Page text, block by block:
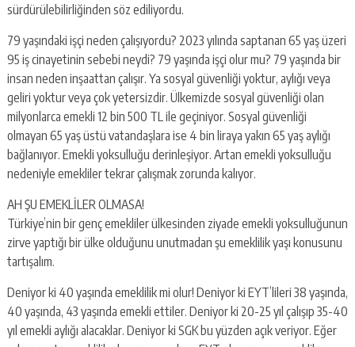
sürdürülebilirliğinden söz ediliyordu.
79 yaşındaki işçi neden çalışıyordu? 2023 yılında saptanan 65 yaş üzeri
95 iş cinayetinin sebebi neydi? 79 yaşında işçi olur mu? 79 yaşında bir
insan neden inşaattan çalışır. Ya sosyal güvenliği yoktur, aylığı veya
geliri yoktur veya çok yetersizdir. Ülkemizde sosyal güvenliği olan
milyonlarca emekli 12 bin 500 TL ile geçiniyor. Sosyal güvenliği
olmayan 65 yaş üstü vatandaşlara ise 4 bin liraya yakın 65 yaş aylığı
bağlanıyor. Emekli yoksulluğu derinleşiyor. Artan emekli yoksulluğu
nedeniyle emekliler tekrar çalışmak zorunda kalıyor.
AH ŞU EMEKLİLER OLMASA!
Türkiye’nin bir genç emekliler ülkesinden ziyade emekli yoksulluğunun
zirve yaptığı bir ülke olduğunu unutmadan şu emeklilik yaşı konusunu
tartışalım.
Deniyor ki 40 yaşında emeklilik mi olur! Deniyor ki EYT’lileri 38 yaşında,
40 yaşında, 43 yaşında emekli ettiler. Deniyor ki 20-25 yıl çalışıp 35-40
yıl emekli aylığı alacaklar. Deniyor ki SGK bu yüzden açık veriyor. Eğer